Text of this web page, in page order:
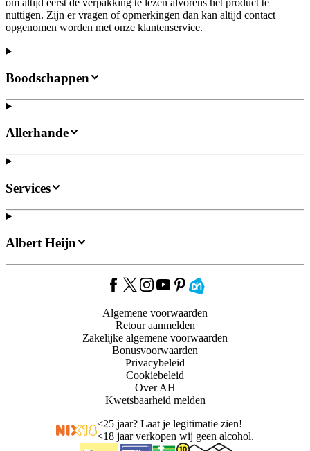
om altijd eerst de verpakking te lezen alvorens het product te
nuttigen. Zijn er vragen of opmerkingen dan kan altijd contact
opgenomen worden met onze klantenservice.
Boodschappen
Allerhande
Services
Albert Heijn
Algemene voorwaarden
Retour aanmelden
Zakelijke algemene voorwaarden
Bonusvoorwaarden
Privacybeleid
Cookiebeleid
Over AH
Kwetsbaarheid melden
<25 jaar? Laat je legitimatie zien!
<18 jaar verkopen wij geen alcohol.